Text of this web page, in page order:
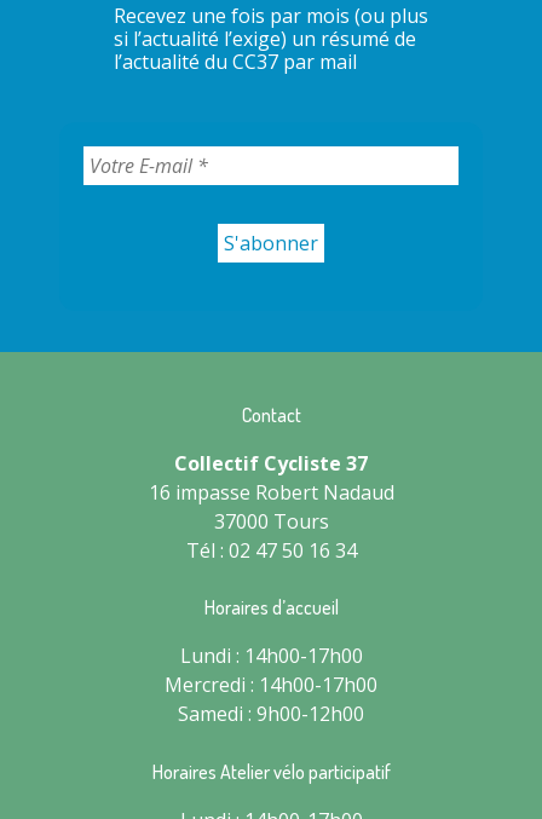
Recevez une fois par mois (ou plus
si l’actualité l’exige) un résumé de
l’actualité du CC37 par mail
Contact
Collectif Cycliste 37
16 impasse Robert Nadaud
37000 Tours
Tél : 02 47 50 16 34
Horaires d’accueil
Lundi : 14h00-17h00
Mercredi : 14h00-17h00
Samedi : 9h00-12h00
Horaires Atelier vélo participatif